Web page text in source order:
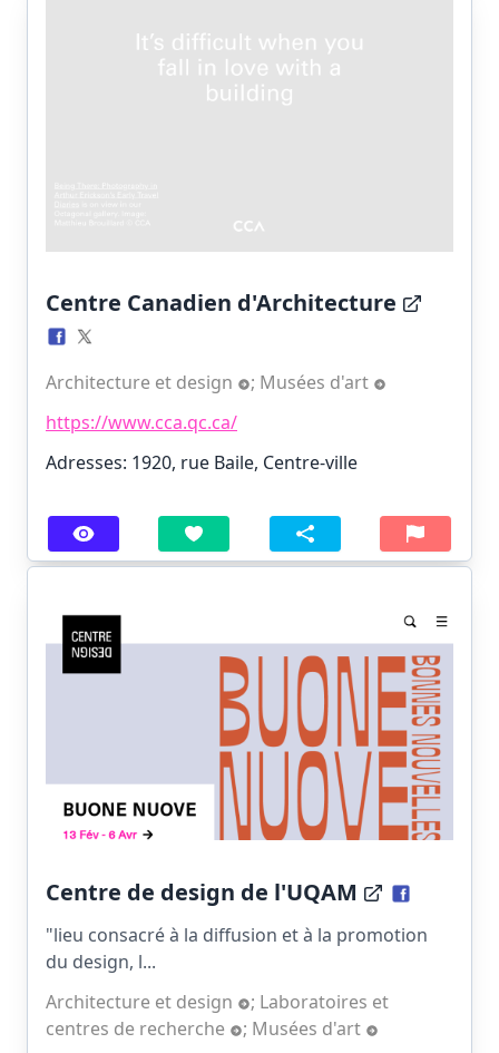
Centre Canadien d'Architecture
Architecture et design ; Musées d'art
https://www.cca.qc.ca/
Adresses: 1920, rue Baile, Centre-ville
Centre de design de l'UQAM
"lieu consacré à la diffusion et à la promotion
du design, l...
Architecture et design
; Laboratoires et
centres de recherche
; Musées d'art